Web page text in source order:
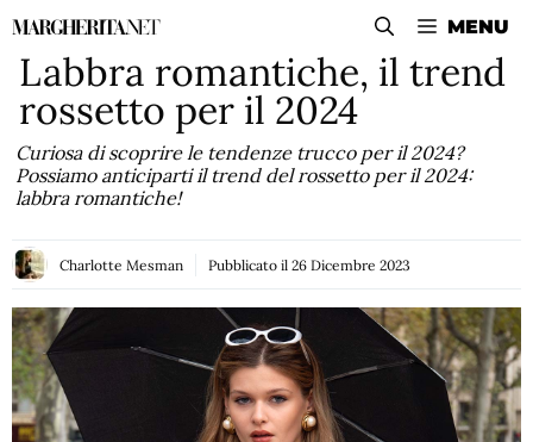
Vai
contenuto
MENU
Labbra romantiche, il trend
rossetto per il 2024
Curiosa di scoprire le tendenze trucco per il 2024?
Possiamo anticiparti il trend del rossetto per il 2024:
labbra romantiche!
Charlotte Mesman Pubblicato il 26 Dicembre 2023